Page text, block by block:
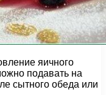
яичного
подавать на
сытного обеда или